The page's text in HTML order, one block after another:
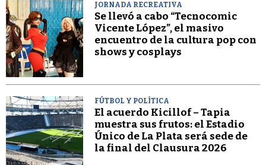
JORNADA RECREATIVA
Se llevó a cabo “Tecnocomic
Vicente López”, el masivo
encuentro de la cultura pop con
shows y cosplays
FÚTBOL Y POLÍTICA
El acuerdo Kicillof – Tapia
muestra sus frutos: el Estadio
Único de La Plata será sede de
la final del Clausura 2026